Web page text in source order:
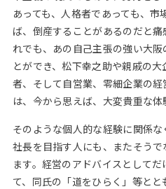
あっても、人格者であっても、
ば、倒産することがあるのだと
れでも、あの自己主張の強い大
とができ、松下幸之助や親戚の
者、そして自営業、零細企業の
は、今から思えば、大変貴重な体
そのような個人的な経験に関係な
社長を目指す人にも、またそう
ます。経営のアドバイスとして
て、同氏の「道をひらく」等と